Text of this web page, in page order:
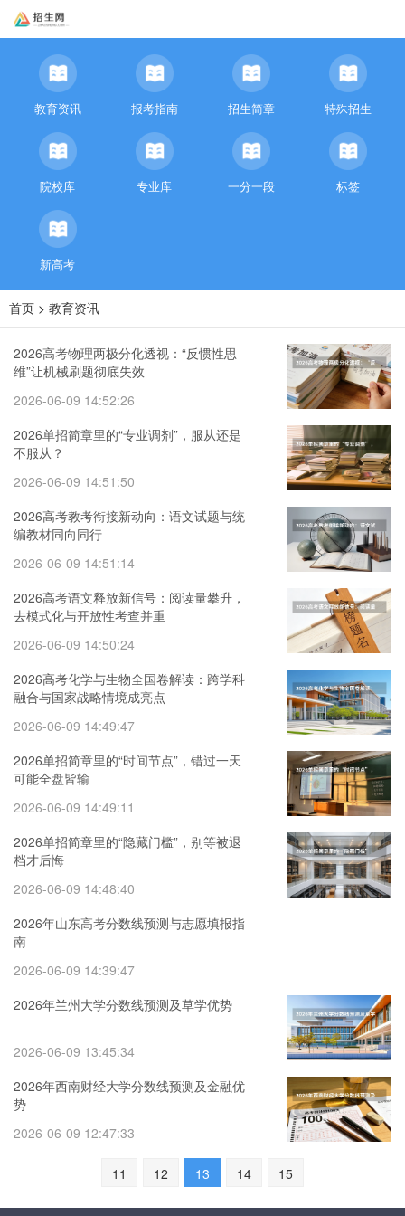
教育资讯 报考指南 招生简章 特殊招生
院校库 专业库 一分一段 标签
新高考
首页 > 教育资讯
2026高考物理两极分化透视：“反惯性思
维”让机械刷题彻底失效
2026-06-09 14:52:26
2026单招简章里的“专业调剂”，服从还是
不服从？
2026-06-09 14:51:50
2026高考教考衔接新动向：语文试题与统
编教材同向同行
2026-06-09 14:51:14
2026高考语文释放新信号：阅读量攀升，
去模式化与开放性考查并重
2026-06-09 14:50:24
2026高考化学与生物全国卷解读：跨学科
融合与国家战略情境成亮点
2026-06-09 14:49:47
2026单招简章里的“时间节点”，错过一天
可能全盘皆输
2026-06-09 14:49:11
2026单招简章里的“隐藏门槛”，别等被退
档才后悔
2026-06-09 14:48:40
2026年山东高考分数线预测与志愿填报指
南
2026-06-09 14:39:47
2026年兰州大学分数线预测及草学优势
2026-06-09 13:45:34
2026年西南财经大学分数线预测及金融优
势
2026-06-09 12:47:33
11 12 13 14 15